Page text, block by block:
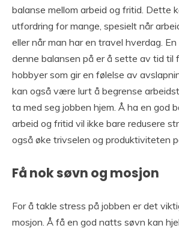
balanse mellom arbeid og fritid. Dette
utfordring for mange, spesielt når
eller når man har en travel hverdag.
denne balansen på er å sette av tid til
hobbyer som gir en følelse av
kan også være lurt å begrense
ta med seg jobben hjem. Å ha en god
arbeid og fritid vil ikke bare redusere
også øke trivselen og produktiviteten
Få nok søvn og mosjon
For å takle stress på jobben er det
mosjon. Å få en god natts søvn kan